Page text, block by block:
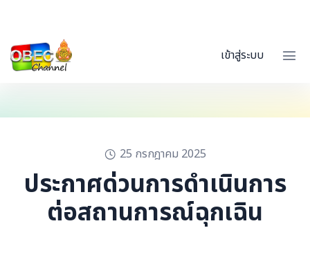
เข้าสู่ระบบ
25 กรกฎาคม 2025
ประกาศด่วนการดำเนินการ
ต่อสถานการณ์ฉุกเฉิน